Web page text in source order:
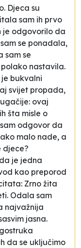
Djeca su
sam ih prvo
je odgovorilo da
se ponadala,
sam se
nastavila.
bukvalni
svijet propada,
ovaj
šta misle o
odgovor da
malo nade, a
djece?
je jedna
kao preporod
Zrno žita
Odala sam
najvažnija
jasna.
da se uključimo